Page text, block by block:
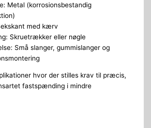
Metal (korrosionsbestandig
med kærv
Skruetrækker eller nøgle
Små slanger, gummislanger og
hvor der stilles krav til præcis,
fastspænding i mindre